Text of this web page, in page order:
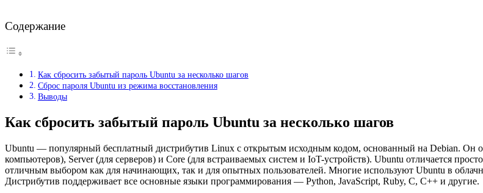
Содержание
Как сбросить забытый пароль Ubuntu за несколько шагов
Сброс пароля Ubuntu из режима восстановления
Выводы
Как сбросить забытый пароль Ubuntu за несколько шагов
Ubuntu — популярный бесплатный дистрибутив Linux с открытым исходным кодом, основанный на Debian. Он
компьютеров), Server (для серверов) и Core (для встраиваемых систем и IoT-устройств). Ubuntu отличается
отличным выбором как для начинающих, так и для опытных пользователей. Многие используют Ubuntu в
Дистрибутив поддерживает все основные языки программирования — Python, JavaScript, Ruby, C, C++ и другие.